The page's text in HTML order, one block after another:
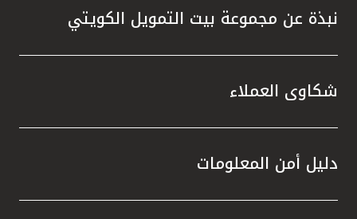
نبذة عن مجموعة بيت التمويل الكويتي
شكاوى العملاء
دليل أمن المعلومات